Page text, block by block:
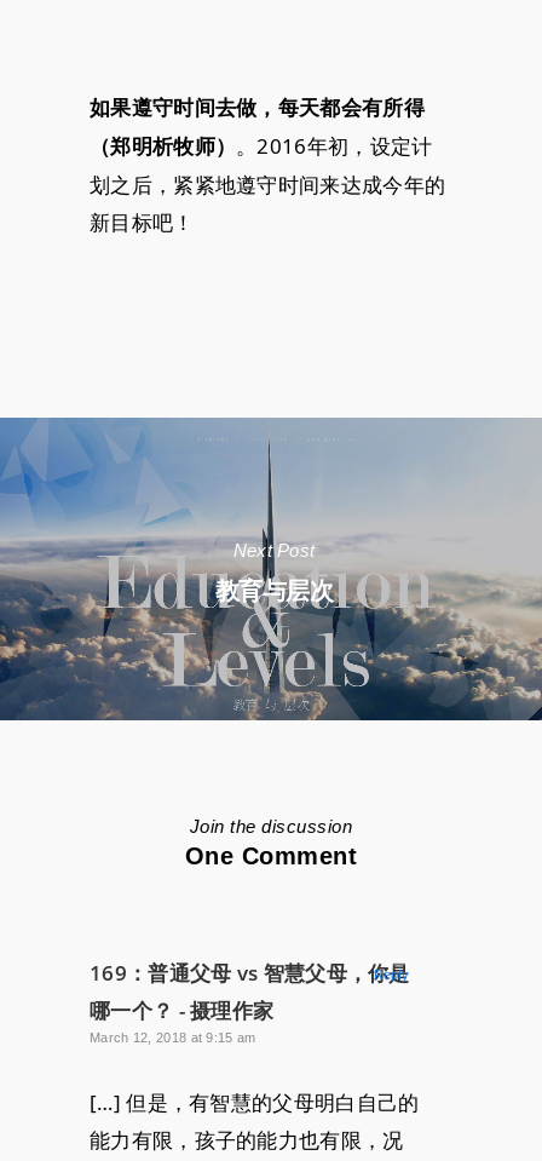
如果遵守时间去做，每天都会有所得
（郑明析牧师） 。2016年初，设定计
划之后，紧紧地遵守时间来达成今年的
新目标吧！
Next Post
教育与层次
Join the discussion
One Comment
169：普通父母 vs 智慧父母，你是
哪一个？ - 摄理作家
March 12, 2018 at 9:15 am
[…] 但是，有智慧的父母明白自己的
能力有限，孩子的能力也有限，况
Reply